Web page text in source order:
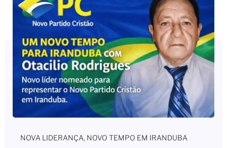
NOVA LIDERANÇA, NOVO TEMPO EM IRANDUBA